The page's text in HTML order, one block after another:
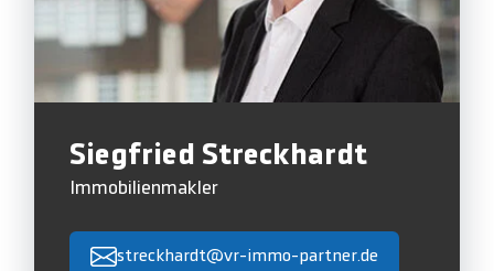
Siegfried Streckhardt
Immobilienmakler
streckhardt@vr-immo-partner.de